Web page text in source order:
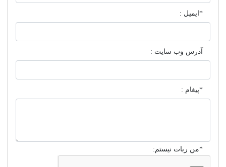
*ایمیل :
آدرس وب سایت :
*پیغام :
*من ربات نیستم: